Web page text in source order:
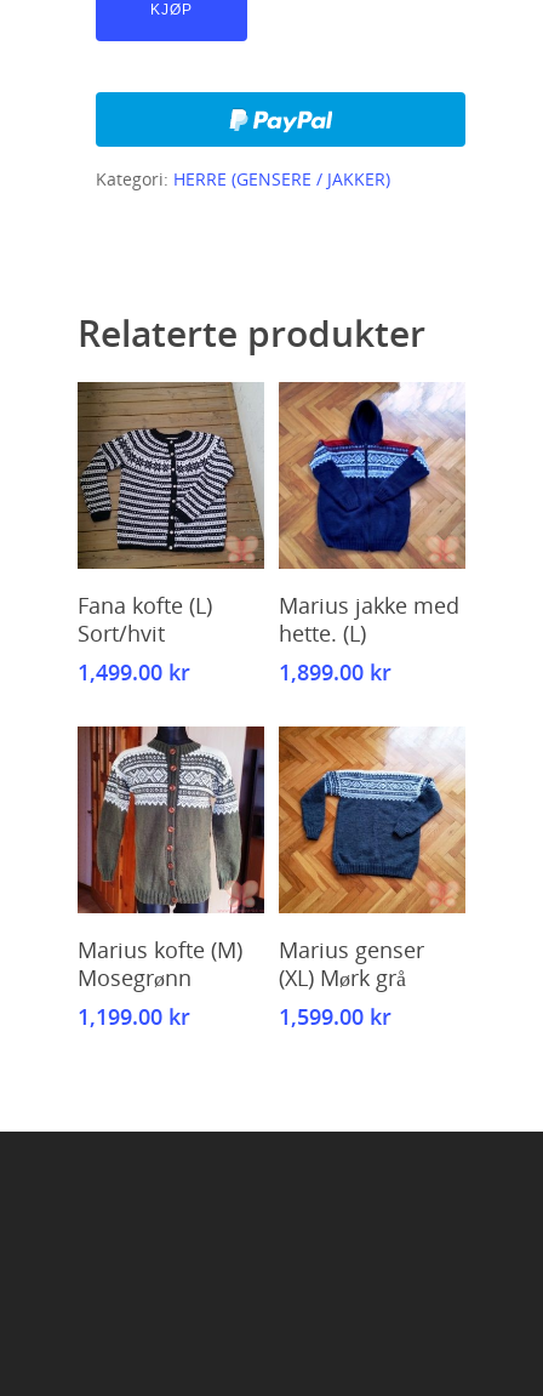
KJØP
Kategori: HERRE (GENSERE / JAKKER)
Relaterte produkter
Fana kofte (L)
Sort/hvit
1,499.00 kr
Kjøp
Marius jakke med
hette. (L)
1,899.00 kr
Kjøp
Marius kofte (M)
Mosegrønn
1,199.00 kr
Marius genser
(XL) Mørk grå
1,599.00 kr